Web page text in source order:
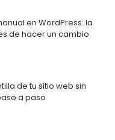
en WordPress: la
de hacer un cambio
de tu sitio web sin
a paso